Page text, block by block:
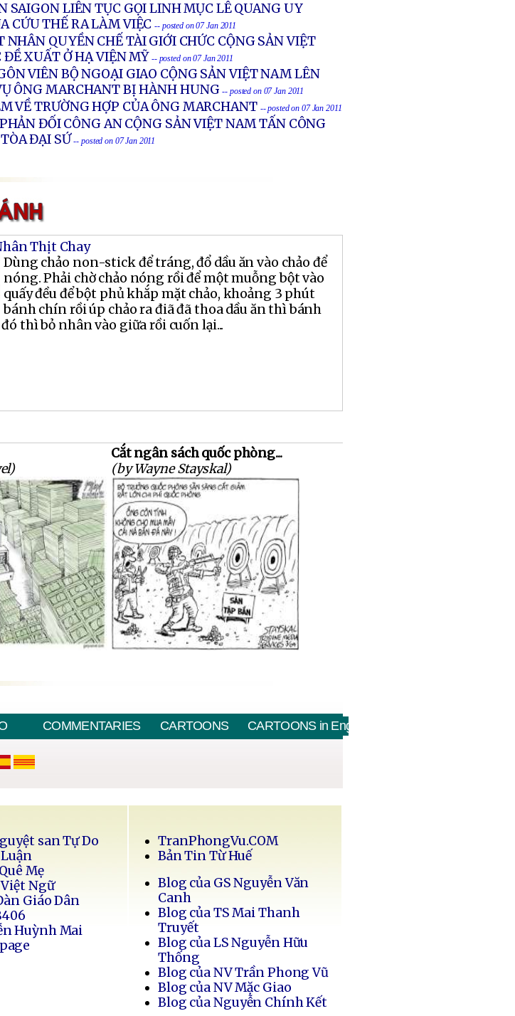
SAIGON LIÊN TỤC GỌI LINH MỤC LÊ QUANG UY
CỨU THẾ RA LÀM VIỆC -- posted on 07 Jan 2011
NHÂN QUYỀN CHẾ TÀI GIỚI CHỨC CỘNG SẢN VIỆT
XUẤT Ở HẠ VIỆN MỸ -- posted on 07 Jan 2011
VIÊN BỘ NGOẠI GIAO CỘNG SẢN VIỆT NAM LÊN
ÔNG MARCHANT BỊ HÀNH HUNG-- posted on 07 Jan 2011
VỀ TRƯỜNG HỢP CỦA ÔNG MARCHANT -- posted on 07 Jan 2011
ĐỐI CÔNG AN CỘNG SẢN VIỆT NAM TẤN CÔNG
ĐẠI SỨ -- posted on 07 Jan 2011
Thịt Chay
Dùng chảo non-stick để tráng, đổ dầu ăn vào chảo để
nóng. Phải chờ chảo nóng rồi để một muỗng bột vào
quấy đều để bột phủ khắp mặt chảo, khoảng 3 phút
bánh chín rồi úp chảo ra điã đã thoa dầu ăn thì bánh
thì bỏ nhân vào giữa rồi cuốn lại...
Cắt ngân sách quốc phòng...
(by Wayne Stayskal)
COMMENTARIES CARTOONS CARTOONS in English
san Tự Do
Mẹ
Ngữ
Giáo Dân
Huỳnh Mai
TranPhongVu.COM
Bản Tin Từ Huế
Blog của GS Nguyễn Văn
Canh
Blog của TS Mai Thanh
Truyết
Blog của LS Nguyễn Hữu
Thống
Blog của NV Trần Phong Vũ
Blog của NV Mặc Giao
Blog của Nguyễn Chính Kết